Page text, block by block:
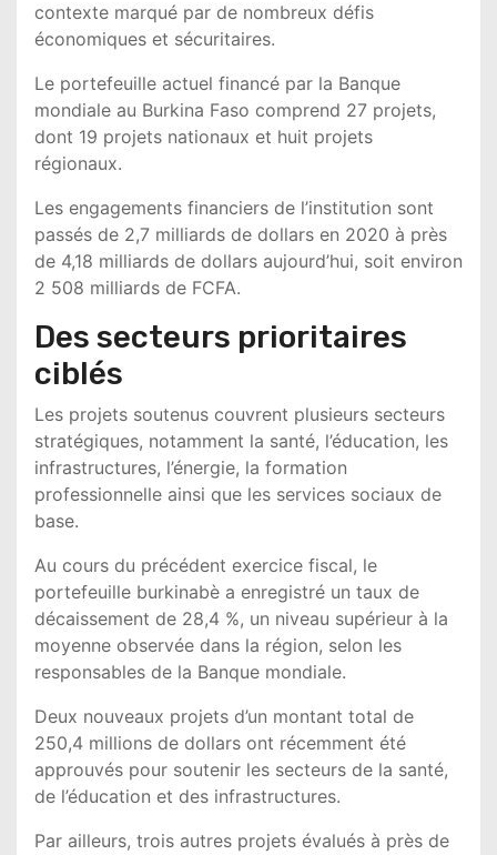
contexte marqué par de nombreux défis
économiques et sécuritaires.
Le portefeuille actuel financé par la Banque
mondiale au Burkina Faso comprend 27 projets,
dont 19 projets nationaux et huit projets
régionaux.
Les engagements financiers de l’institution sont
passés de 2,7 milliards de dollars en 2020 à près
de 4,18 milliards de dollars aujourd’hui, soit environ
2 508 milliards de FCFA.
Des secteurs prioritaires
ciblés
Les projets soutenus couvrent plusieurs secteurs
stratégiques, notamment la santé, l’éducation, les
infrastructures, l’énergie, la formation
professionnelle ainsi que les services sociaux de
base.
Au cours du précédent exercice fiscal, le
portefeuille burkinabè a enregistré un taux de
décaissement de 28,4 %, un niveau supérieur à la
moyenne observée dans la région, selon les
responsables de la Banque mondiale.
Deux nouveaux projets d’un montant total de
250,4 millions de dollars ont récemment été
approuvés pour soutenir les secteurs de la santé,
de l’éducation et des infrastructures.
Par ailleurs, trois autres projets évalués à près de